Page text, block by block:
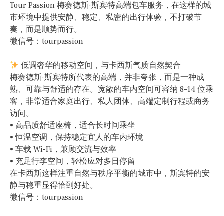
Tour Passion 梅赛德斯·斯宾特高端包车服务，在这样的城
市环境中提供安静、稳定、私密的出行体验，不打破节
奏，而是顺势而行。
微信号：tourpassion
低调奢华的移动空间，与卡西斯气质自然契合
梅赛德斯·斯宾特所代表的高端，并非夸张，而是一种成
熟、可靠与舒适的存在。宽敞的车内空间可容纳 8–14 位乘
客，非常适合家庭出行、私人团体、高端定制行程或商务
访问。
• 高品质舒适座椅，适合长时间乘坐
• 恒温空调，保持稳定宜人的车内环境
• 车载 Wi-Fi，兼顾交流与效率
• 充足行李空间，轻松应对多日停留
在卡西斯这样注重自然与秩序平衡的城市中，斯宾特的安
静与稳重显得恰到好处。
微信号：tourpassion